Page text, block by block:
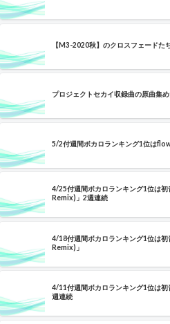
【M3-2020秋】のクロスフェードた
プロジェクトセカイ収録曲の原曲集
5/2付週間ボカロランキング1位は
4/25付週間ボカロランキング1位は
Remix)」2週連続
4/18付週間ボカロランキング1位は
Remix)」
4/11付週間ボカロランキング1位は
週連続